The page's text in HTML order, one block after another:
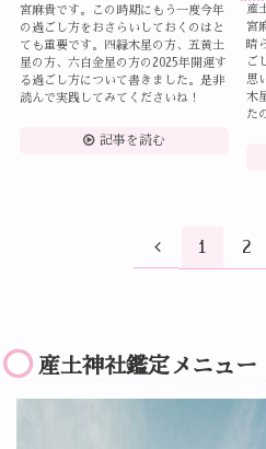
宮麻貴です。この時期にもう一度今年
の過ごし方をおさらいしておくのはと
ても重要です。四緑木星の方、五黄土
星の方、六白金星の方の2025年開運す
る過ごし方について書きました。是非
読んで実践してみてくださいね！
記事を読む
産
宮
晴
ご
思
木
た
1 2
産土神社鑑定メニュー